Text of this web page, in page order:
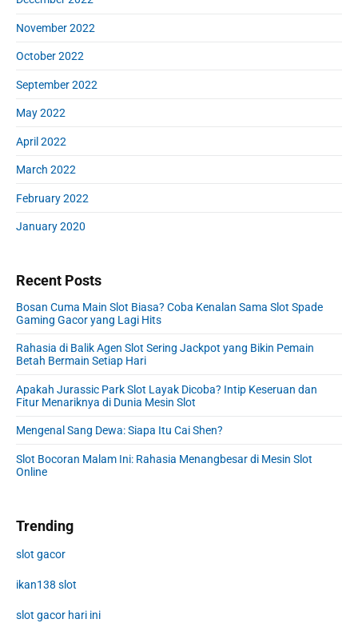
November 2022
October 2022
September 2022
May 2022
April 2022
March 2022
February 2022
January 2020
Recent Posts
Bosan Cuma Main Slot Biasa? Coba Kenalan Sama Slot Spade
Gaming Gacor yang Lagi Hits
Rahasia di Balik Agen Slot Sering Jackpot yang Bikin Pemain
Betah Bermain Setiap Hari
Apakah Jurassic Park Slot Layak Dicoba? Intip Keseruan dan
Fitur Menariknya di Dunia Mesin Slot
Mengenal Sang Dewa: Siapa Itu Cai Shen?
Slot Bocoran Malam Ini: Rahasia Menangbesar di Mesin Slot
Online
Trending
slot gacor
ikan138 slot
slot gacor hari ini